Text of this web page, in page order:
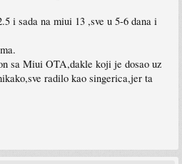
i sada na miui 13 ,sve u 5-6 dana i
sa Miui OTA,dakle koji je dosao uz
radilo kao singerica,jer ta